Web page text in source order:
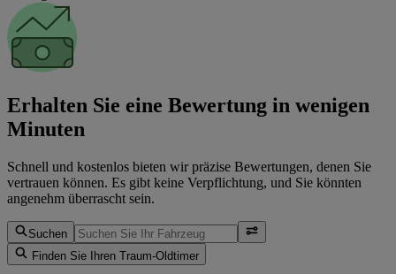
Erhalten Sie eine Bewertung in wenigen
Minuten
Schnell und kostenlos bieten wir präzise Bewertungen, denen Sie
vertrauen können. Es gibt keine Verpflichtung, und Sie könnten
angenehm überrascht sein.
Suchen
Finden Sie Ihren Traum-Oldtimer